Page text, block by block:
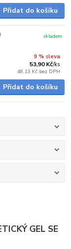
Přidat do košíku
9 % sleva
53,90 Kč/ks
48,13 Kč bez DPH
skladem
Přidat do košíku
GEL SE